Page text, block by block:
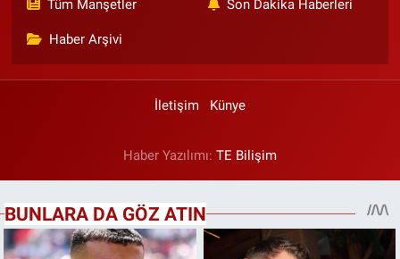
Tüm Manşetler Son Dakika Haberleri
Haber Arşivi
İletişim Künye
Haber Yazılımı: TE Bilişim